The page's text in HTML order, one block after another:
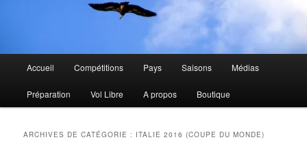
principal
Accueil Compétitions Pays Saisons Médias
Préparation Vol Libre A propos Boutique
ARCHIVES DE CATÉGORIE : ITALIE 2016 (COUPE DU MONDE)